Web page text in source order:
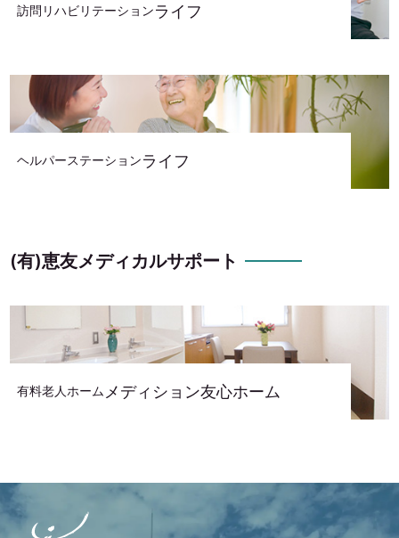
訪問リハビリテーションライフ
ヘルパーステーションライフ
(有)恵友メディカルサポート
有料老人ホーム メディション友心ホーム